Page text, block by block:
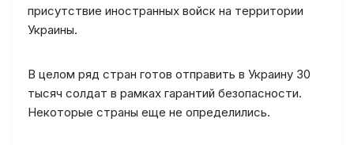
присутствие иностранных войск на территории
Украины.
В целом ряд стран готов отправить в Украину 30
тысяч солдат в рамках гарантий безопасности.
Некоторые страны еще не определились.